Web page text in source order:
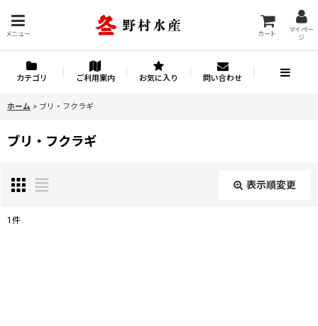
メニュー カート
マイペー
ジ
カテゴリ ご利用案内 お気に入り 問い合わせ
ホーム > ブリ・フクラギ
ブリ・フクラギ
表示順変更
1 件